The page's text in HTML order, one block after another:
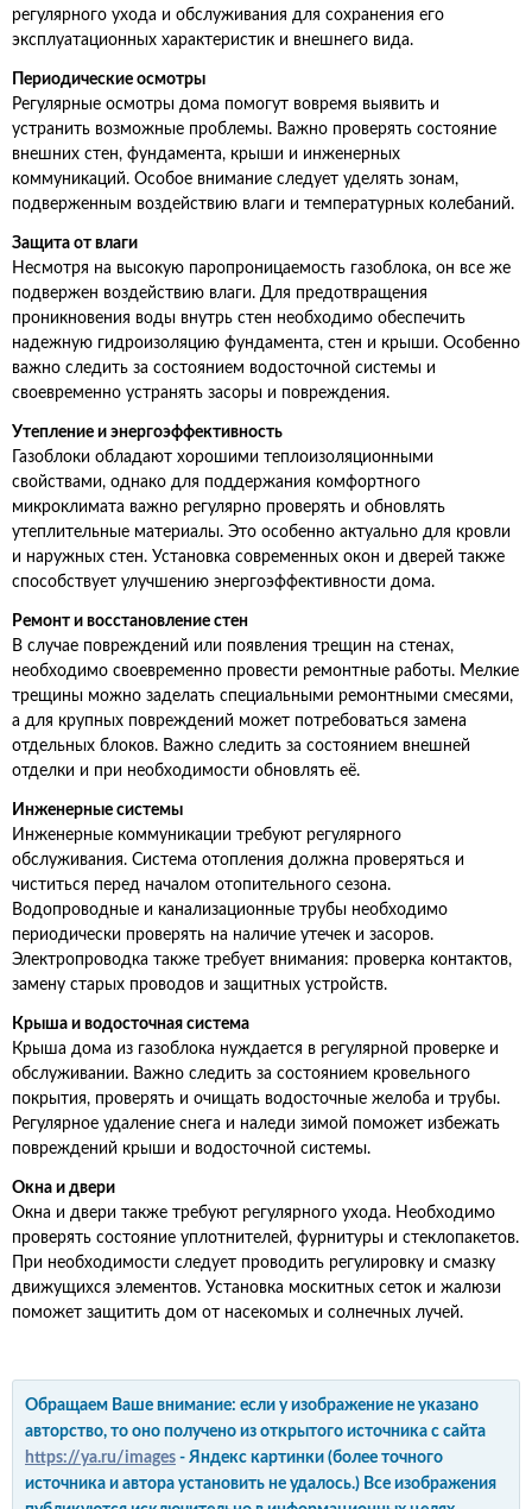
регулярного ухода и обслуживания для сохранения его
эксплуатационных характеристик и внешнего вида.
Периодические осмотры
Регулярные осмотры дома помогут вовремя выявить и
устранить возможные проблемы. Важно проверять состояние
внешних стен, фундамента, крыши и инженерных
коммуникаций. Особое внимание следует уделять зонам,
подверженным воздействию влаги и температурных колебаний.
Защита от влаги
Несмотря на высокую паропроницаемость газоблока, он все же
подвержен воздействию влаги. Для предотвращения
проникновения воды внутрь стен необходимо обеспечить
надежную гидроизоляцию фундамента, стен и крыши. Особенно
важно следить за состоянием водосточной системы и
своевременно устранять засоры и повреждения.
Утепление и энергоэффективность
Газоблоки обладают хорошими теплоизоляционными
свойствами, однако для поддержания комфортного
микроклимата важно регулярно проверять и обновлять
утеплительные материалы. Это особенно актуально для кровли
и наружных стен. Установка современных окон и дверей также
способствует улучшению энергоэффективности дома.
Ремонт и восстановление стен
В случае повреждений или появления трещин на стенах,
необходимо своевременно провести ремонтные работы. Мелкие
трещины можно заделать специальными ремонтными смесями,
а для крупных повреждений может потребоваться замена
отдельных блоков. Важно следить за состоянием внешней
отделки и при необходимости обновлять её.
Инженерные системы
Инженерные коммуникации требуют регулярного
обслуживания. Система отопления должна проверяться и
чиститься перед началом отопительного сезона.
Водопроводные и канализационные трубы необходимо
периодически проверять на наличие утечек и засоров.
Электропроводка также требует внимания: проверка контактов,
замену старых проводов и защитных устройств.
Крыша и водосточная система
Крыша дома из газоблока нуждается в регулярной проверке и
обслуживании. Важно следить за состоянием кровельного
покрытия, проверять и очищать водосточные желоба и трубы.
Регулярное удаление снега и наледи зимой поможет избежать
повреждений крыши и водосточной системы.
Окна и двери
Окна и двери также требуют регулярного ухода. Необходимо
проверять состояние уплотнителей, фурнитуры и стеклопакетов.
При необходимости следует проводить регулировку и смазку
движущихся элементов. Установка москитных сеток и жалюзи
поможет защитить дом от насекомых и солнечных лучей.
Обращаем Ваше внимание: если у изображение не указано
авторство, то оно получено из открытого источника с сайта
https://ya.ru/images - Яндекс картинки (более точного
источника и автора установить не удалось.) Все изображения